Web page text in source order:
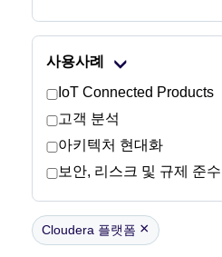
사용사례
IoT Connected Products
고객 분석
아키텍처 현대화
보안, 리스크 및 규제 준수
Cloudera 플랫폼 ×